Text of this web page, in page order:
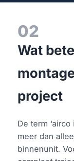
02
Wat
project
De term
meer dan
binnenunit.